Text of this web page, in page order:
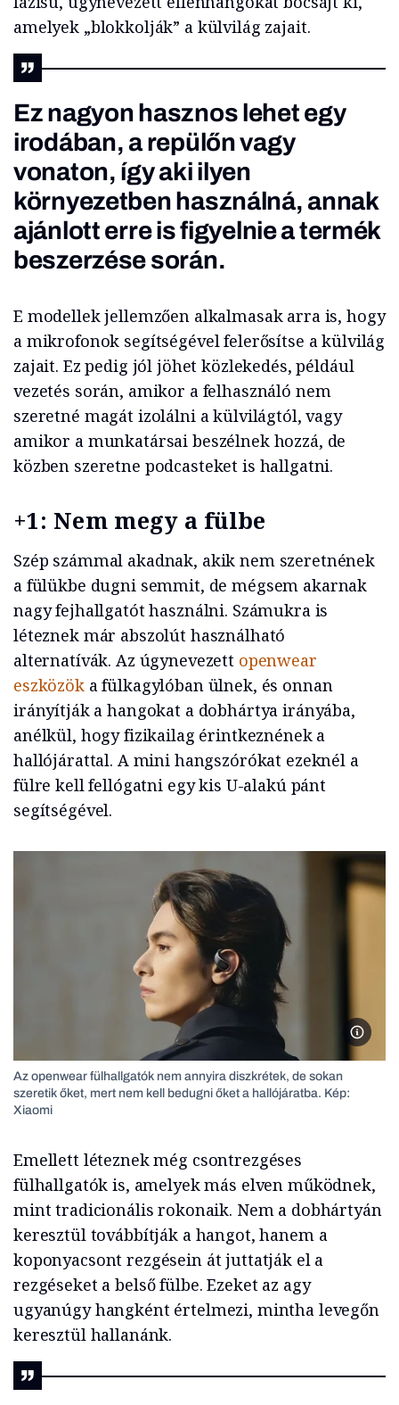
amelyek „blokkolják” a külvilág zajait.
Ez nagyon hasznos lehet egy
irodában, a repülőn vagy
vonaton, így aki ilyen
környezetben használná, annak
ajánlott erre is figyelnie a termék
beszerzése során.
E modellek jellemzően alkalmasak arra is, hogy
a mikrofonok segítségével felerősítse a külvilág
zajait. Ez pedig jól jöhet közlekedés, például
vezetés során, amikor a felhasználó nem
szeretné magát izolálni a külvilágtól, vagy
amikor a munkatársai beszélnek hozzá, de
közben szeretne podcasteket is hallgatni.
+1: Nem megy a fülbe
Szép számmal akadnak, akik nem szeretnének
a fülükbe dugni semmit, de mégsem akarnak
nagy fejhallgatót használni. Számukra is
léteznek már abszolút használható
alternatívák. Az úgynevezett openwear
eszközöka fülkagylóban ülnek, és onnan
irányítják a hangokat a dobhártya irányába,
anélkül, hogy fizikailag érintkeznének a
hallójárattal. A mini hangszórókat ezeknél a
fülre kell fellógatni egy kis U-alakú pánt
segítségével.
Xiaomi
Az openwear fülhallgatók nem annyira diszkrétek, de sokan
szeretik őket, mert nem kell bedugni őket a hallójáratba. Kép:
Xiaomi
Emellett léteznek még csontrezgéses
fülhallgatók is, amelyek más elven működnek,
mint tradicionális rokonaik. Nem a dobhártyán
keresztül továbbítják a hangot, hanem a
koponyacsont rezgésein át juttatják el a
rezgéseket a belső fülbe. Ezeket az agy
ugyanúgy hangként értelmezi, mintha levegőn
keresztül hallanánk.